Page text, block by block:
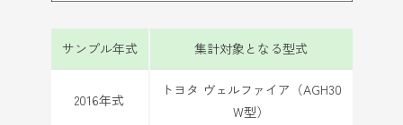
サンプル年式 集計対象となる型式
2016年式
トヨタ ヴェルファイア（AGH30
W型）